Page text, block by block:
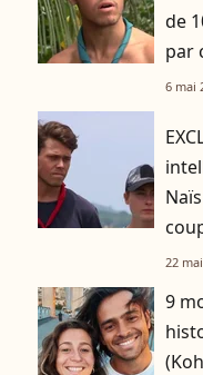
de
par
6 mai
22
9